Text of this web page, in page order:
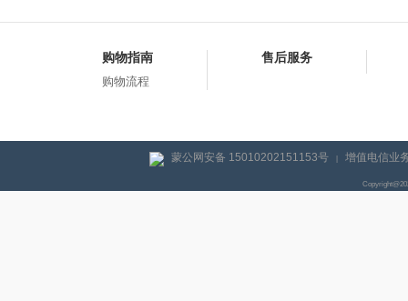
购物指南
购物流程
售后服务
蒙公网安备 15010202151153号 | 增值电信业